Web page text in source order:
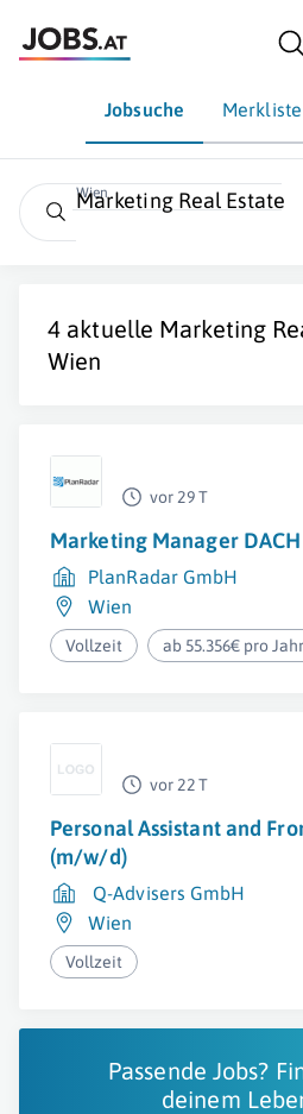
Jobsuche Merkliste
Wien
Marketing Real Estate
4 aktuelle Marketing
Wien
vor 29 T
Marketing Manager
PlanRadar GmbH
Wien
Vollzeit ab 55.356€ pro Jahr
vor 22 T
Personal Assistant and
(m/w/d)
Q-Advisers GmbH
Wien
Vollzeit
Passende Jobs?
deinem